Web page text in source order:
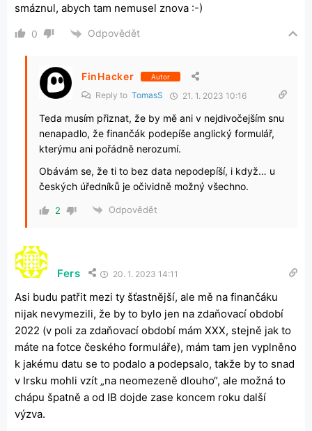
smáznul, abych tam nemusel znova :-)
0 Odpovědět
FinHacker Autor
Reply to TomasS 21. 1. 2023 10:16
Teda musím přiznat, že by mě ani v nejdivočejším snu
nenapadlo, že finančák podepíše anglický formulář,
kterýmu ani pořádně nerozumí.
Obávám se, že ti to bez data nepodepíší, i když… u
českých úředníků je očividně možný všechno.
2 Odpovědět
Fers 20. 1. 2023 14:11
Asi budu patřit mezi ty šťastnější, ale mě na finančáku
nijak nevymezili, že by to bylo jen na zdaňovací období
2022 (v poli za zdaňovací období mám XXX, stejně jak to
máte na fotce českého formuláře), mám tam jen vyplněno
k jakému datu se to podalo a podepsalo, takže by to snad
v Irsku mohli vzít „na neomezeně dlouho“, ale možná to
chápu špatně a od IB dojde zase koncem roku další
výzva.